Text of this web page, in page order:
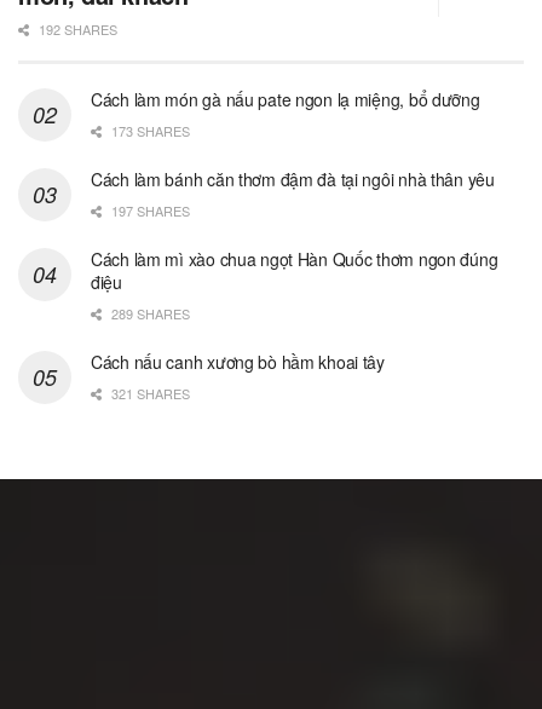
192 SHARES
Cách làm món gà nấu pate ngon lạ miệng, bổ dưỡng
173 SHARES
Cách làm bánh căn thơm đậm đà tại ngôi nhà thân yêu
197 SHARES
Cách làm mì xào chua ngọt Hàn Quốc thơm ngon đúng
điệu
289 SHARES
Cách nấu canh xương bò hầm khoai tây
321 SHARES